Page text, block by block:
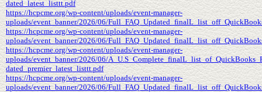
dated_latest_listtt.pdf
https://hcpcme.org/wp-content/uploads/event-manager-
uploads/event_banner/2026/06/
https://hcpcme.org/wp-content/uploads/event-manager-
uploads/event_banner/2026/06/
https://hcpcme.org/wp-content/uploads/event-manager-
uploads/event_banner/2026/06/
dated_premier_latest_listtt.pdf
https://hcpcme.org/wp-content/uploads/event-manager-
uploads/event_banner/2026/06/